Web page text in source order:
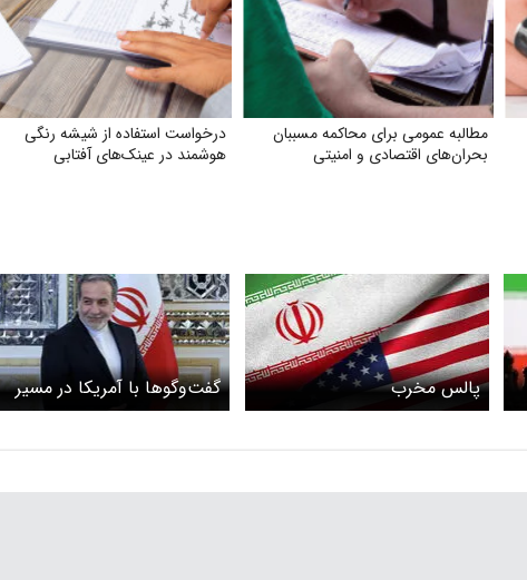
مطالبه عمومی برای محاکمه مسببان
بحران‌های اقتصادی و امنیتی
درخواست استفاده از شیشه رنگی
هوشمند در عینک‌های آفتابی
پالس مخرب
گفت‌وگوها با آمریکا در مسیر
درست پیش می‌رود/ محتاطانه